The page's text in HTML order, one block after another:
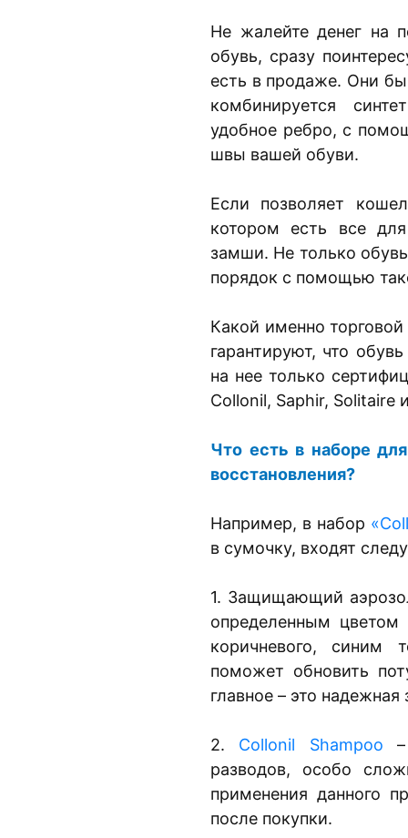
Не жалейте денег на
обувь, сразу
есть в продаже. Они
комбинируется
удобное ребро, с
швы вашей обуви.
Если позволяет
котором есть все
замши. Не только
порядок с помощью
Какой именно
гарантируют, что
на нее только
Collonil, Saphir, Solitaire
Что есть в наборе
восстановления?
Например, в набор
в сумочку, входят
1. Защищающий
определенным
коричневого, синим
поможет обновить
главное – это
2. Collonil Shampoo –
разводов, особо
применения данного
после покупки.